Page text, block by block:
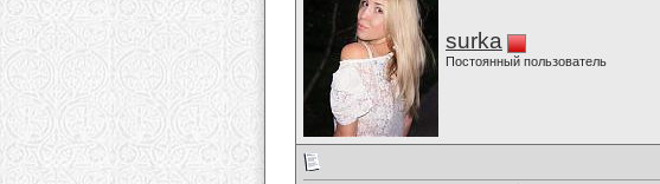
surka
Постоянный пользователь